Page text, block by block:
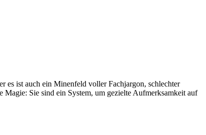
es ist auch ein Minenfeld voller Fachjargon, schlechter
Magie: Sie sind ein System, um gezielte Aufmerksamkeit auf